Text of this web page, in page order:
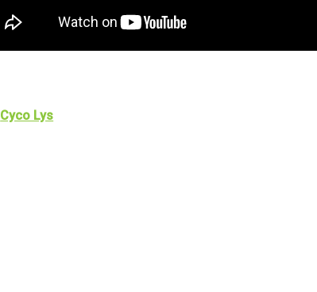
Cyco Lys